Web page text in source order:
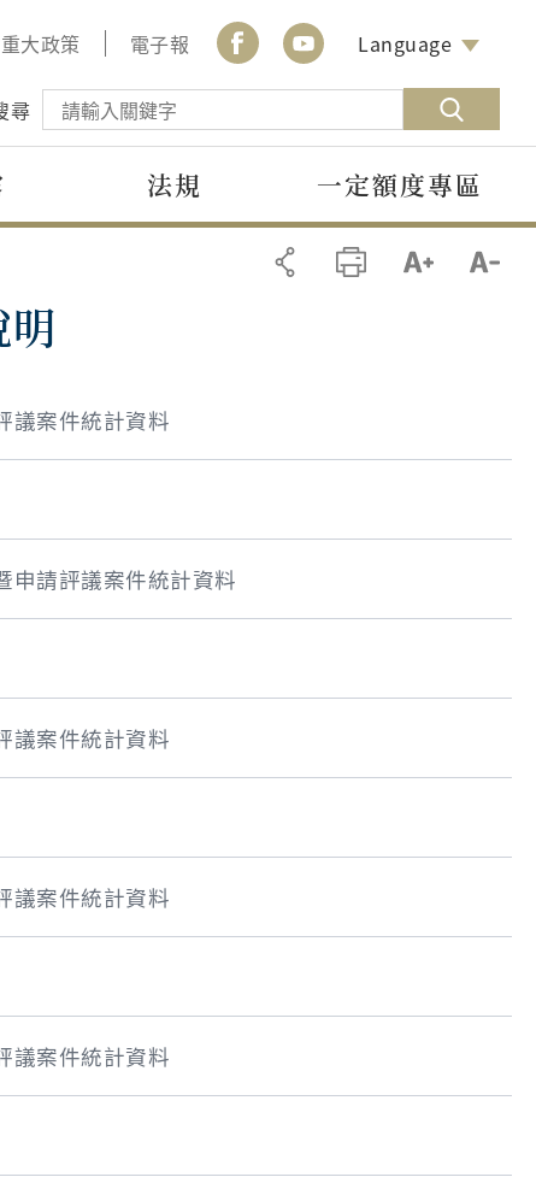
大政策 電子報 Language
尋
法規 一定額度專區
議案件統計資料
申請評議案件統計資料
議案件統計資料
議案件統計資料
議案件統計資料